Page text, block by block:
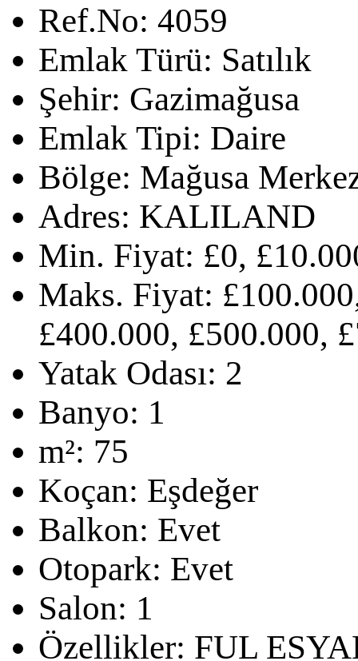
Ref.No: 4059
Emlak Türü: Satılık
Şehir: Gazimağusa
Emlak Tipi: Daire
Bölge: Mağusa
Adres: KALILAND
Min. Fiyat: £0,
Maks. Fiyat:
£400.000, £500.000,
Yatak Odası: 2
Banyo: 1
m²: 75
Koçan: Eşdeğer
Balkon: Evet
Otopark: Evet
Salon: 1
Özellikler: FUL